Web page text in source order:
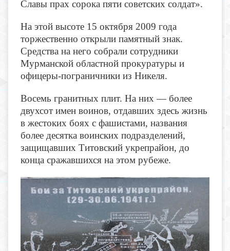
Славы прах сорока пяти советских солдат».
На этой высоте 15 октября 2009 года
торжественно открыли памятный знак.
Средства на него собрали сотрудники
Мурманской областной прокуратуры и
офицеры-пограничники из Никеля.
Восемь гранитных плит. На них — более
двухсот имен воинов, отдавших здесь жизнь
в жестоких боях с фашистами, названия
более десятка воинских подразделений,
защищавших Титовский укрепрайон, до
конца сражавшихся на этом рубеже.